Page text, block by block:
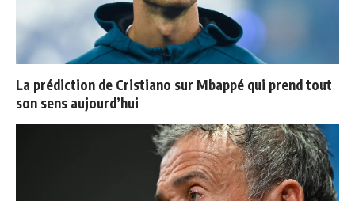
La prédiction de Cristiano sur Mbappé qui prend tout
son sens aujourd’hui